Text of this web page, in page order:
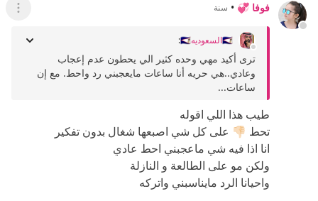
فوفا 💞 • سنة عرض
🇸🇦السعوديه🇸🇦 :
ترى أكيد مهي وحده كثير الي يحطون عدم إعجاب
وعادي..هي حريه أنا ساعات مايعجبني رد واحط. مع إن
ساعات...
طيب هذا اللي اقوله
تحط 👎🏻 على كل شي اصبعها شغال بدون تفكير
انا اذا فيه شي ماعجبني احط عادي
ولكن مو على الطالعة و النازلة
واحيانا الرد مايناسبني واتركه